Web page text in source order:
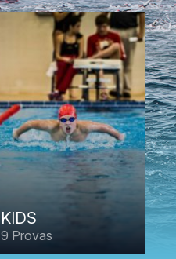
KIDS
9 Provas